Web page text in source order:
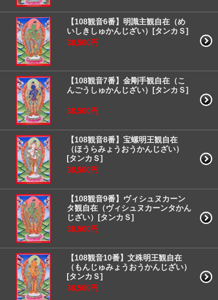
【108観音6番】明識主観自在（め
いしきしゅかんじざい）[タンカＳ]
38,500円
【108観音7番】金剛手観自在（こ
んごうしゅかんじざい）[タンカＳ]
38,500円
【108観音8番】宝螺明王観自在
（ほうらみょうおうかんじざい）
[タンカＳ]
38,500円
【108観音9番】ヴィシュヌカーン
タ観自在（ヴィシュヌカーンタかん
じざい）[タンカＳ]
38,500円
【108観音10番】文殊明王観自在
（もんじゅみょうおうかんじざい）
[タンカＳ]
38,500円